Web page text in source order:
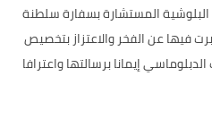
المستشارة بسفارة سلطنة
فيها عن الفخر والاعتزاز بتخصيص
إيمانا برسالتها واعترافا